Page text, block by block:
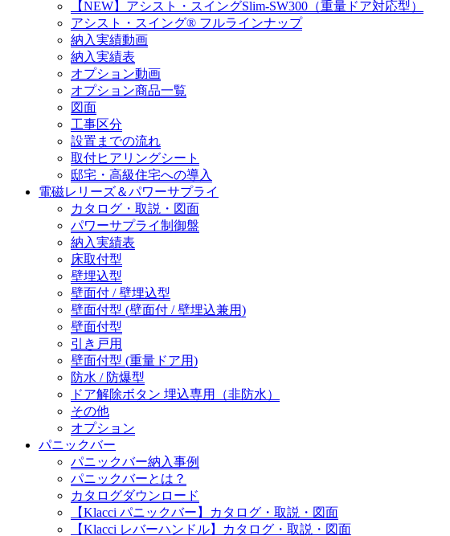
【NEW】アシスト・スイングSlim-SW300（重量ドア対応型）
アシスト・スイング® フルラインナップ
納入実績動画
納入実績表
オプション動画
オプション商品一覧
図面
工事区分
設置までの流れ
取付ヒアリングシート
邸宅・高級住宅への導入
電磁レリーズ＆パワーサプライ
カタログ・取説・図面
パワーサプライ制御盤
納入実績表
床取付型
壁埋込型
壁面付 / 壁埋込型
壁面付型 (壁面付 / 壁埋込兼用)
壁面付型
引き戸用
壁面付型 (重量ドア用)
防水 / 防爆型
ドア解除ボタン 埋込専用（非防水）
その他
オプション
パニックバー
パニックバー納入事例
パニックバーとは？
カタログダウンロード
【Klacci パニックバー】カタログ・取説・図面
【Klacci レバーハンドル】カタログ・取説・図面